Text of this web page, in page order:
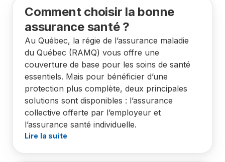
Comment choisir la bonne
assurance santé ?
Au Québec, la régie de l’assurance maladie
du Québec (RAMQ) vous offre une
couverture de base pour les soins de santé
essentiels. Mais pour bénéficier d’une
protection plus complète, deux principales
solutions sont disponibles : l’assurance
collective offerte par l’employeur et
l’assurance santé individuelle.
Lire la suite